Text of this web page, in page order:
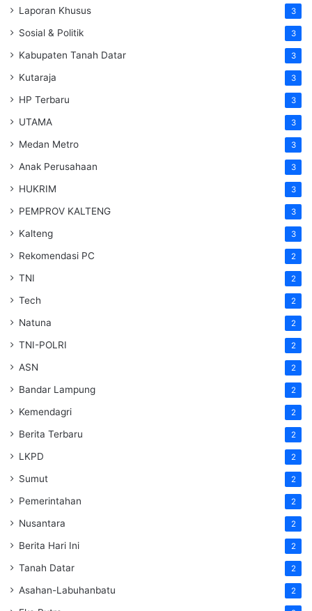
Laporan Khusus 3
Sosial & Politik 3
Kabupaten Tanah Datar 3
Kutaraja 3
HP Terbaru 3
UTAMA 3
Medan Metro 3
Anak Perusahaan 3
HUKRIM 3
PEMPROV KALTENG 3
Kalteng 3
Rekomendasi PC 2
TNI 2
Tech 2
Natuna 2
TNI-POLRI 2
ASN 2
Bandar Lampung 2
Kemendagri 2
Berita Terbaru 2
LKPD 2
Sumut 2
Pemerintahan 2
Nusantara 2
Berita Hari Ini 2
Tanah Datar 2
Asahan-Labuhanbatu 2